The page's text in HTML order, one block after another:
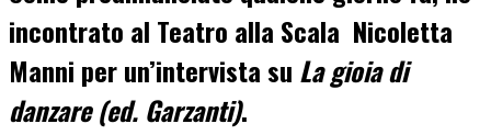
incontrato al Teatro alla Scala Nicoletta
Manni per un’intervista su La gioia di
danzare (ed. Garzanti).